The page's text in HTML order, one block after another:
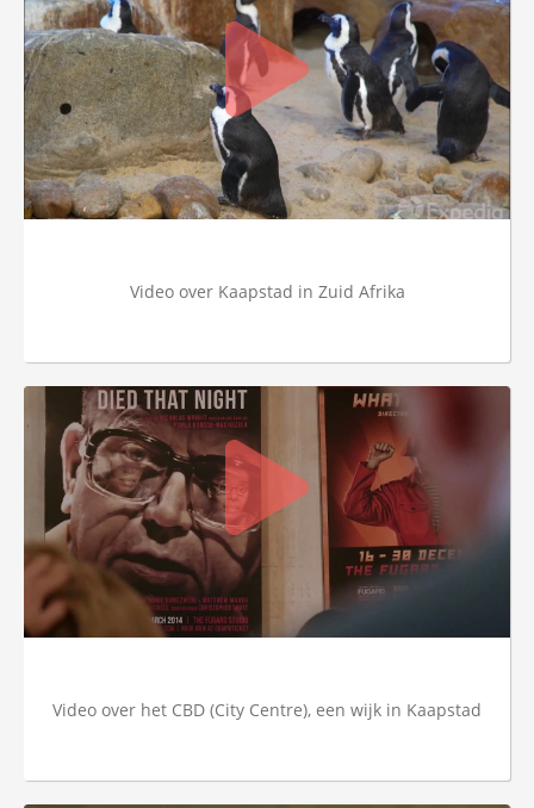
Video over Kaapstad in Zuid Afrika
Video over het CBD (City Centre), een wijk in Kaapstad